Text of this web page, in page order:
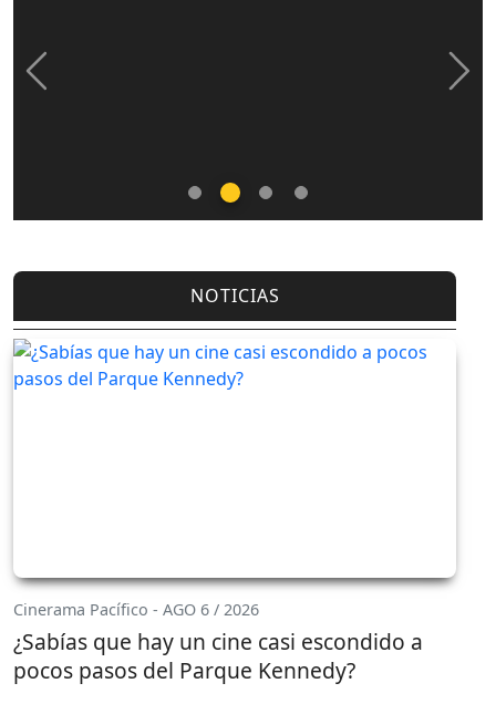
Previous Next
NOTICIAS
Cinerama Pacífico - AGO 6 / 2026
¿Sabías que hay un cine casi escondido a
pocos pasos del Parque Kennedy?